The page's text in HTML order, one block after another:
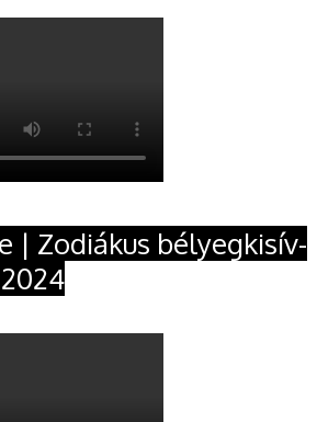
| Zodiákus bélyegkisív-